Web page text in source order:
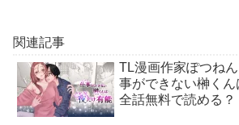
関連記事
TL漫画作家ぽつね
事ができない榊く
全話無料で読める？